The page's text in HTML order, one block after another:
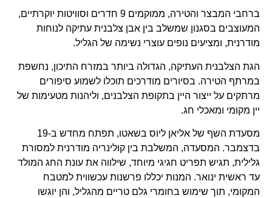
ברחבי המבצר והטירה, ממוקמים 9 חדרים וסוויטות יוקרתיים,
המעוצבים בסגנון שמשלב בין אבן צלבנית עתיקה לנוחות
מודרנית, ומציעים נופים עוצרי נשימה של הגליל.
הגת הצלבנית העתיקה, הגדולה ביותר במזרח התיכון, נחשפת
במרתף הטירה. בסיורים מודרכים תוכלו לשמוע סיפורים
מרתקים על ייצור היין בתקופת הצלבנים, וליהנות מטעימות של
יין מקומי ומאכלי חג.
מסעדת השף של אליאן ליוס בשאטו, תפתח מחדש ב-19
בדצמבר. המסעדה, המשלבת בין קולינריה מודרנית למסורת
גלילית, תגיש תפריט חגיגי מיוחד, שילווה את עונת החג המולד
עד ראשית ינואר. המנות יכללו פרשנות עכשווית למטבח
המקומי, תוך שימוש בחומרי גלם טריים מהגליל, והן יוגשו